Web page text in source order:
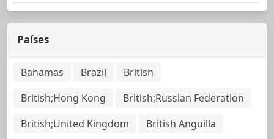
Países
Bahamas Brazil
British
British;Hong Kong
British;Russian Federation
British;United Kingdom
British Anguilla